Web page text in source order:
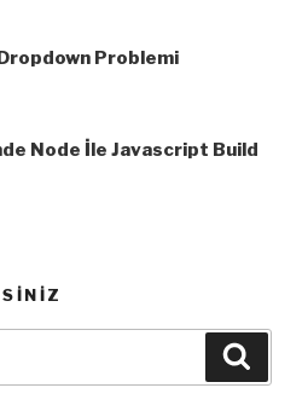
Problemi
Node İle Javascript Build